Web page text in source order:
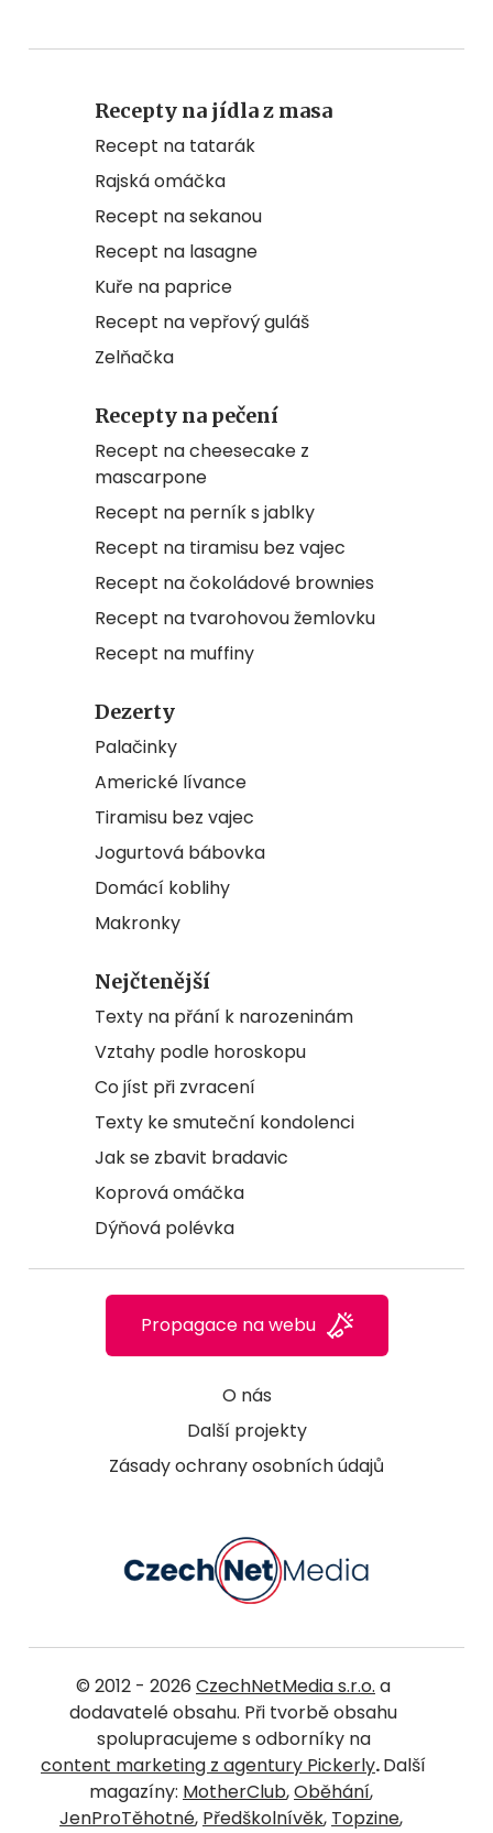
Recepty na jídla z masa
Recept na tatarák
Rajská omáčka
Recept na sekanou
Recept na lasagne
Kuře na paprice
Recept na vepřový guláš
Zelňačka
Recepty na pečení
Recept na cheesecake z
mascarpone
Recept na perník s jablky
Recept na tiramisu bez vajec
Recept na čokoládové brownies
Recept na tvarohovou žemlovku
Recept na muffiny
Dezerty
Palačinky
Americké lívance
Tiramisu bez vajec
Jogurtová bábovka
Domácí koblihy
Makronky
Nejčtenější
Texty na přání k narozeninám
Vztahy podle horoskopu
Co jíst při zvracení
Texty ke smuteční kondolenci
Jak se zbavit bradavic
Koprová omáčka
Dýňová polévka
O nás
Další projekty
Zásady ochrany osobních údajů
Propagace na webu
© 2012 - 2026 CzechNetMedia s.r.o. a
dodavatelé obsahu. Při tvorbě obsahu
spolupracujeme s odborníky na
content marketing z agentury Pickerly.Další
magazíny: MotherClub,Oběhání,
JenProTěhotné, Předškolnívěk, Topzine,